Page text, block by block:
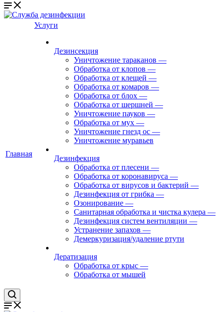
Главная
Услуги
Дезинсекция
Уничтожение тараканов —
Обработка от клопов —
Обработка от клещей —
Обработка от комаров —
Обработка от блох —
Обработка от шершней —
Уничтожение пауков —
Обработка от мух —
Уничтожение гнезд ос —
Уничтожение муравьев
Дезинфекция
Обработка от плесени —
Обработка от коронавируса —
Обработка от вирусов и бактерий —
Дезинфекция от грибка —
Озонирование —
Санитарная обработка и чистка кулера —
Дезинфекция систем вентиляции —
Устранение запахов —
Демеркуризация/удаление ртути
Дератизация
Обработка от крыс —
Обработка от мышей